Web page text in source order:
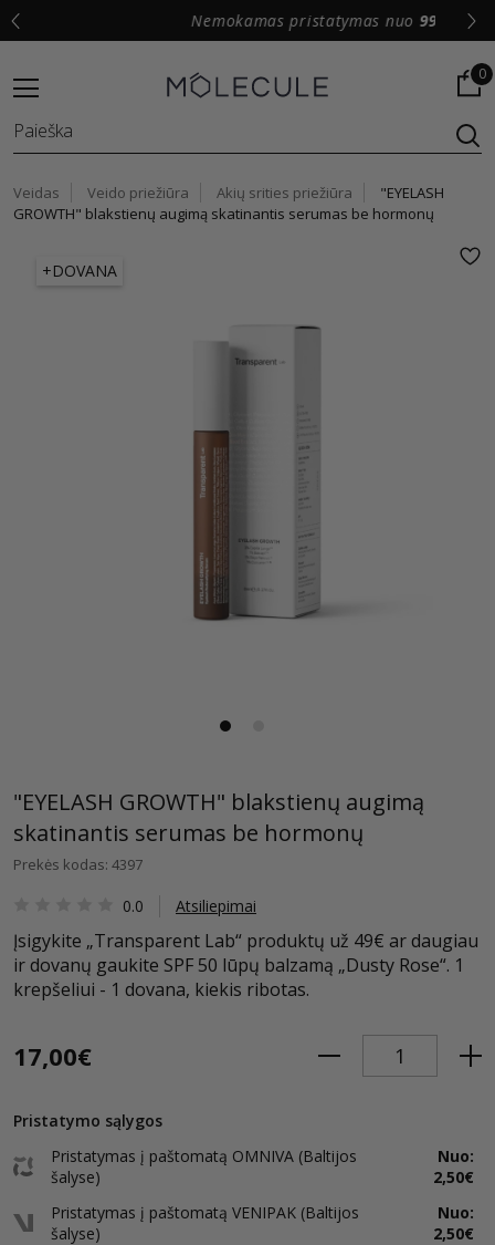
Nemokamas pristatymas nuo99 €
0
Veidas Veido priežiūra Akių srities priežiūra
"EYELASH
GROWTH" blakstienų augimą skatinantis serumas be hormonų
+DOVANA
"EYELASH GROWTH" blakstienų augimą
skatinantis serumas be hormonų
Prekės kodas: 4397
0.0 Atsiliepimai
Įsigykite „Transparent Lab“ produktų už 49€ ar daugiau
ir dovanų gaukite SPF 50 lūpų balzamą „Dusty Rose“. 1
krepšeliui - 1 dovana, kiekis ribotas.
17,00€
Pristatymo sąlygos
Pristatymas į paštomatą OMNIVA (Baltijos
šalyse)
Nuo:
2,50€
Pristatymas į paštomatą VENIPAK (Baltijos
šalyse)
Nuo:
2,50€